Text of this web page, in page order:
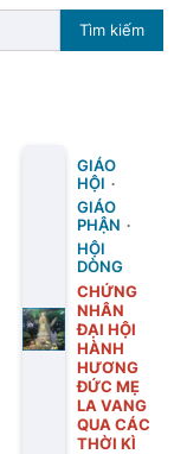
Tìm kiếm
GIÁO
HỘI
GIÁO
PHẬN
HỘI
DÒNG
CHỨNG
NHÂN
ĐẠI HỘI
HÀNH
HƯƠNG
ĐỨC MẸ
LA VANG
QUA CÁC
THỜI KÌ